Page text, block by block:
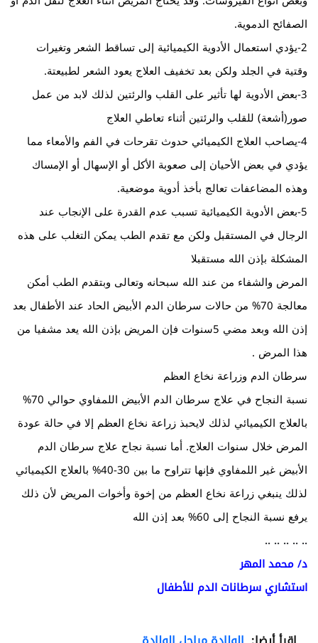
الصفائح الدموية.
2-يؤدي استعمال الأدوية الكيميائية إلى تساقط الشعر وتغيرات
وقتية في الجلد ولكن بعد تخفيف العلاج يعود الشعر لطبيعتة.
3-بعض الأدوية لها تأثير على القلب والرئتين لذلك لابد من عمل
صور(أشعة) للقلب والرئتين أثناء تعاطي العلاج
4-يصاحب العلاج الكيميائي حدوث تقرحات في الفم والأمعاء مما
يؤدي في بعض الأحيان إلى صعوبة الأكل أو الإسهال أو الإمساك
وهذه المضاعفات تعالج بأخذ أدوية موضعية.
5-بعض الأدوية الكيميائية تسبب عدم القدرة على الإنجاب عند
الرجال في المستقبل ولكن مع تقدم الطب يمكن التغلب على هذه
المشكلة بإذن الله مستقبلا
المرض والشفاء من عند الله سبحانه وتعالى وبتقدم الطب أمكن
معالجة 70% من حالات سرطان الدم الأبيض الحاد عند الأطفال بعد
إذن الله وبعد مضي 5سنوات فإن المريض بإذن الله يعد مشفيا من
هذا المرض .
سرطان الدم وزراعة نخاع العظم
نسبة النجاح في علاج سرطان الدم الأبيض اللمفاوي حوالي 70%
بالعلاج الكيميائي لذلك لايحبذ زراعة نخاع العظم إلا في حالة عودة
المرض خلال سنوات العلاج. أما نسبة نجاح علاج سرطان الدم
الأبيض غير اللمفاوي فإنها تتراوح ما بين 30-40% بالعلاج الكيميائي
لذلك ينبغي زراعة نخاع العظم من إخوة وأخوات المريض لأن ذلك
يرفع نسبة النجاح إلى 60% بعد إذن الله
.. .. .. .. ..
د/ محمد المهر
استشاري سرطانات الدم للأطفال